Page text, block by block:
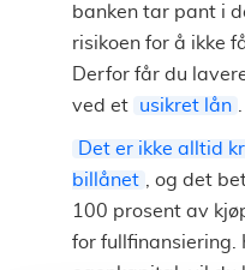
banken tar pant i
risikoen for å ikke
Derfor får du
ved et
usikret lån
Det er ikke alltid
billånet
, og det
100 prosent av
for fullfinansiering.